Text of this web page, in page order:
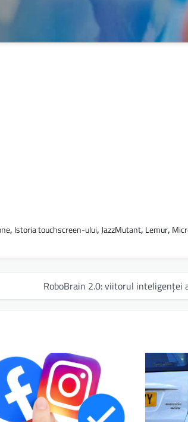
, Istoria touchscreen-ului,JazzMutant, Lemur,
RoboBrain 2.0: viitorul inteligenței